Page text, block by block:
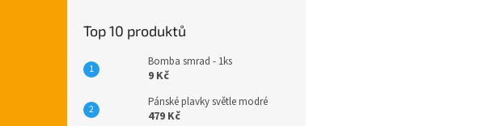
Top 10 produktů
Bomba smrad - 1ks
9 Kč
Pánské plavky světle modré
479 Kč